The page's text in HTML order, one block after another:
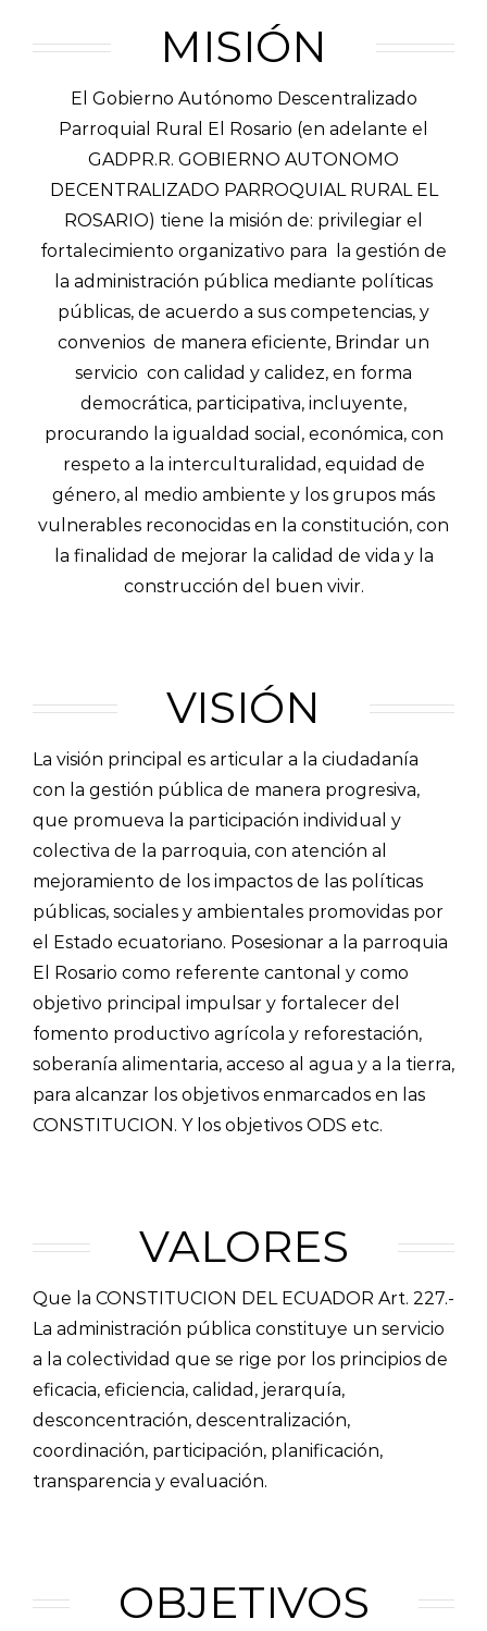
MISIÓN
El Gobierno Autónomo Descentralizado
Parroquial Rural El Rosario (en adelante el
GADPR.R. GOBIERNO AUTONOMO
DECENTRALIZADO PARROQUIAL RURAL EL
ROSARIO) tiene la misión de: privilegiar el
fortalecimiento organizativo para la gestión de
la administración pública mediante políticas
públicas, de acuerdo a sus competencias, y
convenios de manera eficiente, Brindar un
servicio con calidad y calidez, en forma
democrática, participativa, incluyente,
procurando la igualdad social, económica, con
respeto a la interculturalidad, equidad de
género, al medio ambiente y los grupos más
vulnerables reconocidas en la constitución, con
la finalidad de mejorar la calidad de vida y la
construcción del buen vivir.
VISIÓN
La visión principal es articular a la ciudadanía
con la gestión pública de manera progresiva,
que promueva la participación individual y
colectiva de la parroquia, con atención al
mejoramiento de los impactos de las políticas
públicas, sociales y ambientales promovidas por
el Estado ecuatoriano. Posesionar a la parroquia
El Rosario como referente cantonal y como
objetivo principal impulsar y fortalecer del
fomento productivo agrícola y reforestación,
soberanía alimentaria, acceso al agua y a la tierra,
para alcanzar los objetivos enmarcados en las
CONSTITUCION. Y los objetivos ODS etc.
VALORES
Que la CONSTITUCION DEL ECUADOR Art. 227.-
La administración pública constituye un servicio
a la colectividad que se rige por los principios de
eficacia, eficiencia, calidad, jerarquía,
desconcentración, descentralización,
coordinación, participación, planificación,
transparencia y evaluación.
OBJETIVOS